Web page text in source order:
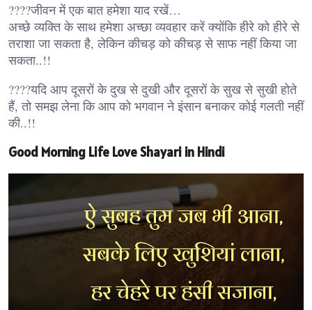
????जीवन में एक बात हमेशा याद रखें…
अच्छे व्यक्ति के साथ हमेशा अच्छा व्यवहार करें क्योंकि हीरे को हीरे से
तराशा जा सकता है, लेकिन कीचड़ को कीचड़ से साफ नहीं किया जा
सकता..!!
????यदि आप दूसरों के दुख से दुखी और दूसरों के सुख से सुखी होते
हैं, तो समझ लेना कि आप को भगवान ने इंसान बनाकर कोई गलती नहीं
की..!!
Good Morning Life Love Shayari in Hindi